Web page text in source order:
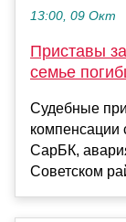
13:00, 09 Окт
Приставы
семье
Судебные
компенсации
СарБК,
Советском